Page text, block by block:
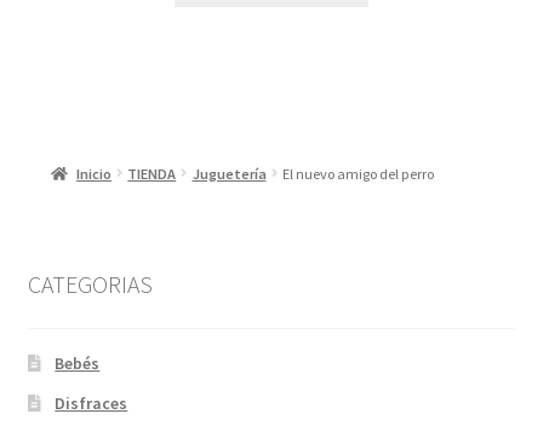
Inicio TIENDA Juguetería El nuevo amigo del perro
CATEGORIAS
Bebés
Disfraces